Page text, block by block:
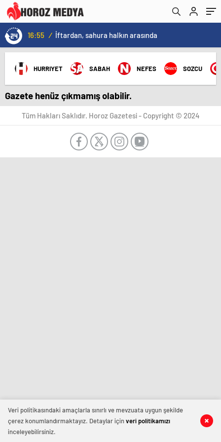
16:55 / İftardan, sahura halkın arasında
HURRIYET SABAH NEFES SOZCU
Gazete henüz çıkmamış olabilir.
Tüm Hakları Saklıdır. Horoz Gazetesi - Copyright © 2024
Veri politikasındaki amaçlarla sınırlı ve mevzuata uygun şekilde
çerez konumlandırmaktayız. Detaylar içinveri politikamızı
inceleyebilirsiniz.